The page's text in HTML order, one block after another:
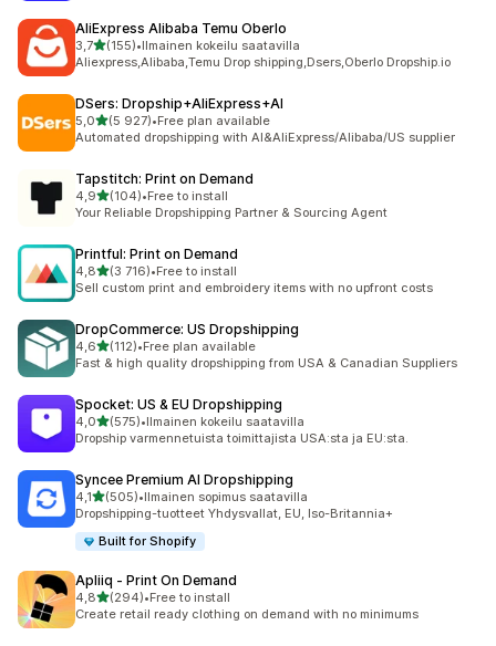
AliExpress Alibaba Temu Oberlo
3,7/ 5 tähteä
(155)
155 arvostelua yhteensä
•Ilmainen kokeilu saatavilla
Aliexpress,Alibaba,Temu Drop shipping,Dsers,Oberlo Dropship.io
DSers: Dropship+AliExpress+AI
5,0/ 5 tähteä
(5 927)
5927 arvostelua yhteensä
•Free plan available
Automated dropshipping with AI&AliExpress/Alibaba/US supplier
Tapstitch: Print on Demand
4,9/ 5 tähteä
(104)
104 arvostelua yhteensä
•Free to install
Your Reliable Dropshipping Partner & Sourcing Agent
Printful: Print on Demand
4,8/ 5 tähteä
(3 716)
3716 arvostelua yhteensä
•Free to install
Sell custom print and embroidery items with no upfront costs
DropCommerce: US Dropshipping
4,6/ 5 tähteä
(112)
112 arvostelua yhteensä
•Free plan available
Fast & high quality dropshipping from USA & Canadian Suppliers
Spocket: US & EU Dropshipping
4,0/ 5 tähteä
(575)
575 arvostelua yhteensä
•Ilmainen kokeilu saatavilla
Dropship varmennetuista toimittajista USA:sta ja EU:sta.
Syncee Premium AI Dropshipping
4,1/ 5 tähteä
(505)
505 arvostelua yhteensä
•Ilmainen sopimus saatavilla
Dropshipping-tuotteet Yhdysvallat, EU, Iso-Britannia+
Built for Shopify
Apliiq ‑ Print On Demand
4,8/ 5 tähteä
(294)
294 arvostelua yhteensä
•Free to install
Create retail ready clothing on demand with no minimums